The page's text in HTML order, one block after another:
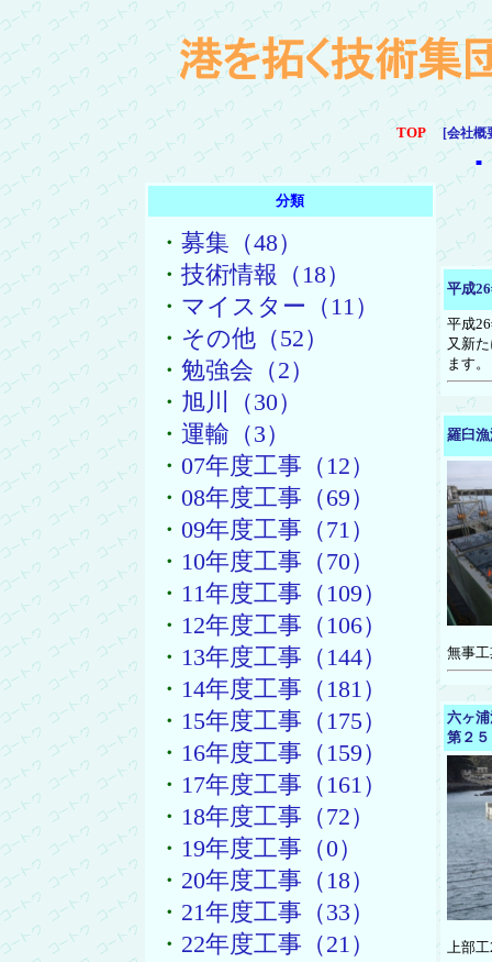
TOP [会社概
■
分類
・ 募集（48）
・ 技術情報（18）
・ マイスター（11）
・ その他（52）
・ 勉強会（2）
・ 旭川（30）
・ 運輸（3）
・ 07年度工事（12）
・ 08年度工事（69）
・ 09年度工事（71）
・ 10年度工事（70）
・ 11年度工事（109）
・ 12年度工事（106）
・ 13年度工事（144）
・ 14年度工事（181）
・ 15年度工事（175）
・ 16年度工事（159）
・ 17年度工事（161）
・ 18年度工事（72）
・ 19年度工事（0）
・ 20年度工事（18）
・ 21年度工事（33）
・ 22年度工事（21）
平成
平成
又新
ます。
羅臼
無事
六ヶ
第２
上部